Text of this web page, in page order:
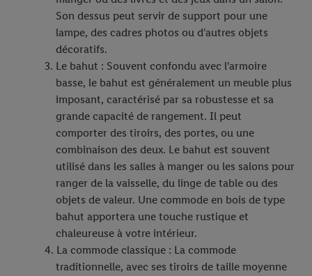
Son dessus peut servir de support pour une
lampe, des cadres photos ou d'autres objets
décoratifs.
Le bahut : Souvent confondu avec l'armoire
basse, le bahut est généralement un meuble plus
imposant, caractérisé par sa robustesse et sa
grande capacité de rangement. Il peut
comporter des tiroirs, des portes, ou une
combinaison des deux. Le bahut est souvent
utilisé dans les salles à manger ou les salons pour
ranger de la vaisselle, du linge de table ou des
objets de valeur. Une commode en bois de type
bahut apportera une touche rustique et
chaleureuse à votre intérieur.
La commode classique : La commode
traditionnelle, avec ses tiroirs de taille moyenne